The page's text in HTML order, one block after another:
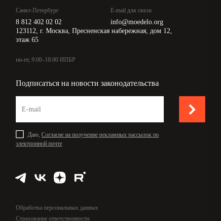
Санкт-Петербург
8 812 402 02 02
E-mail для связи
info@moedelo.org
123112, г. Москва, Пресненская набережная, дом 12,
этаж 65
пн-пт, 9:00–18:00 ИПБР
Подписаться на новости законодательства
Даю, Согласие на получение рекламных рассылок по
электронной почте
Обработка персональных данных
Страхование ответственности